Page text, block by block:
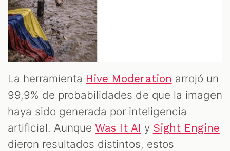
La herramienta Hive Moderation arrojó un
99,9% de probabilidades de que la imagen
haya sido generada por inteligencia
artificial. AunqueWas It AI y Sight Engine
dieron resultados distintos, estos